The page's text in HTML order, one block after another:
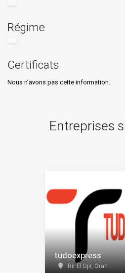
Régime
Certificats
Nous n’avons pas cette information.
Entreprises
tudoexpress
Bir El Djir, Oran